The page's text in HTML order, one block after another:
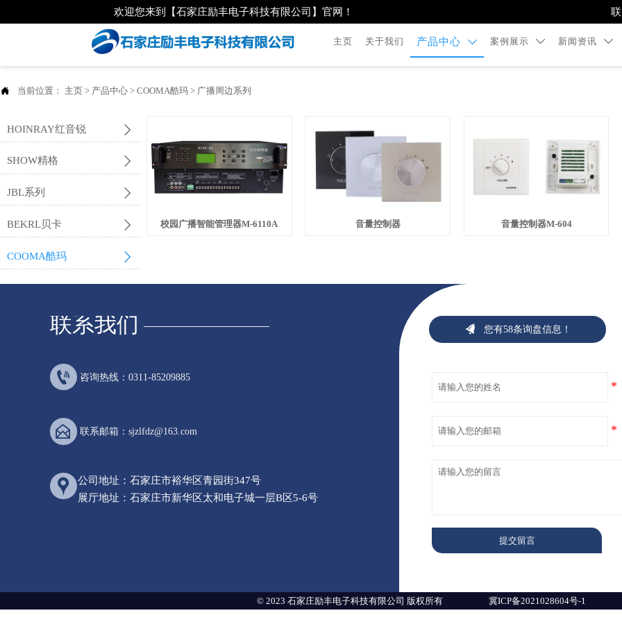
欢迎您来到【石家庄励丰电子科技有限公司】官网！
主页 关于我们 产品中心  案例展示  新闻资讯 
 当前位置： 主页 > 产品中心 > COOMA酷玛 > 广播周边系列
HOINRAY红音锐 
SHOW精格 
JBL系列 
BEKRL贝卡 
COOMA酷玛 
校园广播智能管理器M-6110A 音量控制器 音量控制器M-604
联系我们
 咨询热线：0311-85209885
 联系邮箱：sjzlfdz@163.com

公司地址：石家庄市裕华区青园街347号
展厅地址：石家庄市新华区太和电子城一层B区5-6号
 您有58条询盘信息！
提交留言
© 2023 石家庄励丰电子科技有限公司 版权所有 冀ICP备2021028604号-1